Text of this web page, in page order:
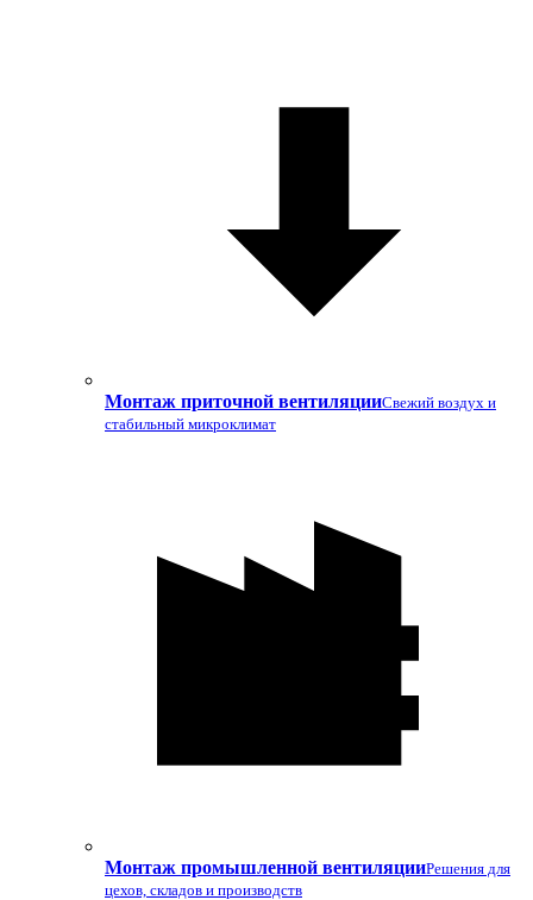
Монтаж приточной вентиляцииСвежий воздух и
стабильный микроклимат
Монтаж промышленной вентиляцииРешения для
цехов, складов и производств